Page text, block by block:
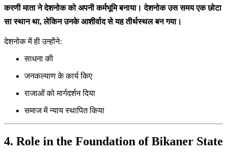
करणी माता ने देशनोक को अपनी कर्मभूमि बनाया। देशनोक उस समय एक छोटा
सा स्थान था, लेकिन उनके आशीर्वाद से यह तीर्थस्थल बन गया।
देशनोक में ही उन्होंने:
साधना की
जनकल्याण के कार्य किए
राजाओं को मार्गदर्शन दिया
समाज में न्याय स्थापित किया
4. Role in the Foundation of Bikaner State